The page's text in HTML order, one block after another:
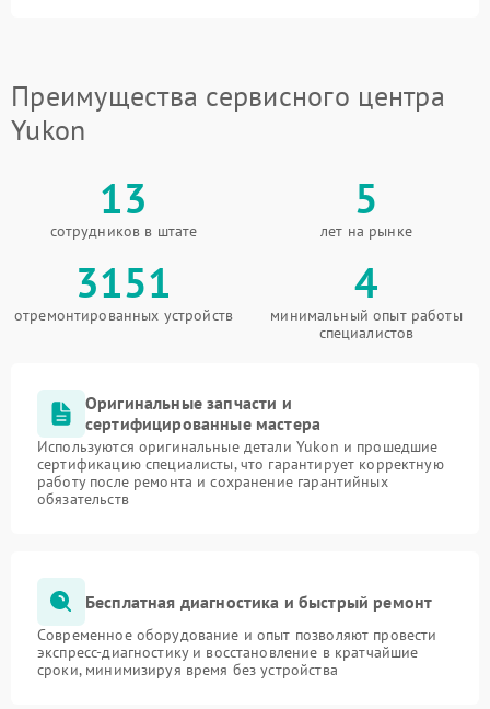
Преимущества сервисного центра
Yukon
13
сотрудников в штате
5
лет на рынке
3151
отремонтированных устройств
4
минимальный опыт работы
специалистов
Оригинальные запчасти и
сертифицированные мастера
Используются оригинальные детали Yukon и прошедшие
сертификацию специалисты, что гарантирует корректную
работу после ремонта и сохранение гарантийных
обязательств
Бесплатная диагностика и быстрый ремонт
Современное оборудование и опыт позволяют провести
экспресс-диагностику и восстановление в кратчайшие
сроки, минимизируя время без устройства